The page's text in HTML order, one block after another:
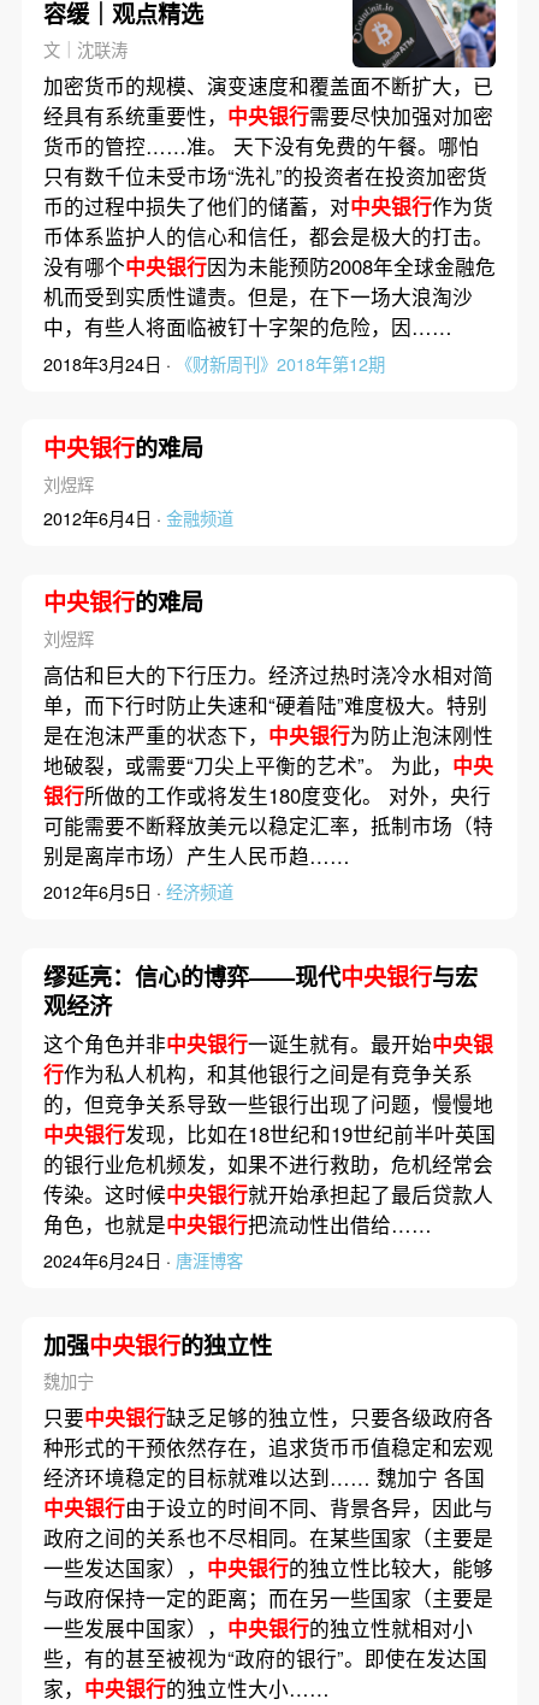
容缓｜观点精选
文｜沈联涛
加密货币的规模、演变速度和覆盖面不断扩大，已
经具有系统重要性， 中央银行需要尽快加强对加密
货币的管控……准。 天下没有免费的午餐。哪怕
只有数千位未受市场“洗礼”的投资者在投资加密货
币的过程中损失了他们的储蓄，对中央银行作为货
币体系监护人的信心和信任，都会是极大的打击。
没有哪个中央银行因为未能预防2008年全球金融危
机而受到实质性谴责。但是，在下一场大浪淘沙
中，有些人将面临被钉十字架的危险，因……
2018年3月24日 · 《财新周刊》2018年第12期
中央银行的难局
刘煜辉
2012年6月4日 · 金融频道
中央银行的难局
刘煜辉
高估和巨大的下行压力。经济过热时浇冷水相对简
单，而下行时防止失速和“硬着陆”难度极大。特别
是在泡沫严重的状态下， 中央银行为防止泡沫刚性
地破裂，或需要“刀尖上平衡的艺术”。 为此， 中央
银行所做的工作或将发生180度变化。 对外，央行
可能需要不断释放美元以稳定汇率，抵制市场（特
别是离岸市场）产生人民币趋……
2012年6月5日 · 经济频道
缪延亮：信心的博弈——现代中央银行与宏
观经济
这个角色并非中央银行一诞生就有。最开始中央银
行作为私人机构，和其他银行之间是有竞争关系
的，但竞争关系导致一些银行出现了问题，慢慢地
中央银行发现，比如在18世纪和19世纪前半叶英国
的银行业危机频发，如果不进行救助，危机经常会
传染。这时候中央银行就开始承担起了最后贷款人
角色，也就是中央银行把流动性出借给……
2024年6月24日 · 唐涯博客
加强中央银行的独立性
魏加宁
只要中央银行缺乏足够的独立性，只要各级政府各
种形式的干预依然存在，追求货币币值稳定和宏观
经济环境稳定的目标就难以达到…… 魏加宁 各国
中央银行由于设立的时间不同、背景各异，因此与
政府之间的关系也不尽相同。在某些国家（主要是
一些发达国家）， 中央银行的独立性比较大，能够
与政府保持一定的距离；而在另一些国家（主要是
一些发展中国家）， 中央银行的独立性就相对小
些，有的甚至被视为“政府的银行”。即使在发达国
家， 中央银行的独立性大小……